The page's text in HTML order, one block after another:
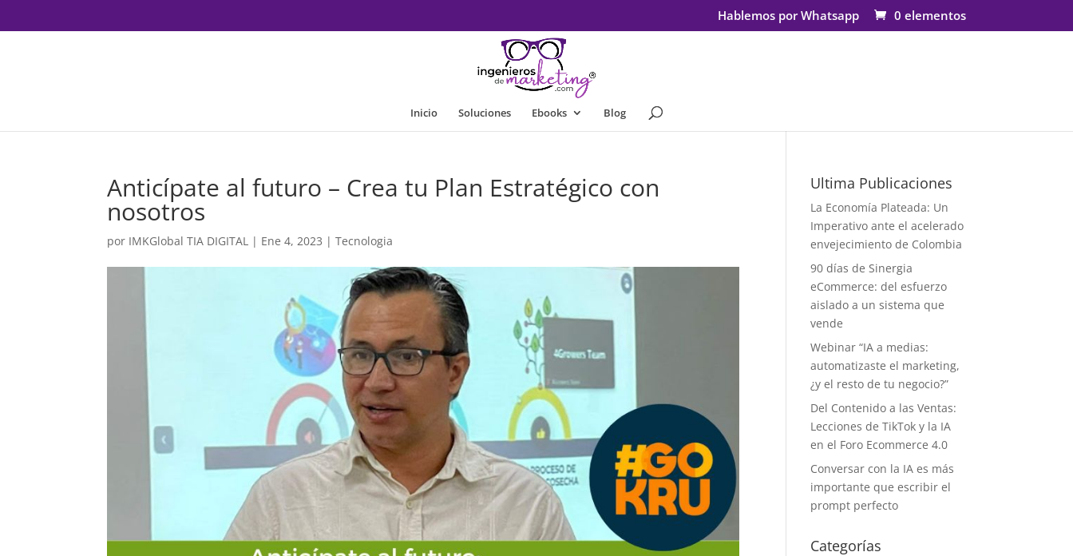
Hablemos por Whatsapp 0 elementos
Inicio Soluciones Ebooks Blog
Anticípate al futuro – Crea tu Plan Estratégico con
nosotros
por IMKGlobal TIA DIGITAL | Ene 4, 2023 |Tecnologia
Ultima Publicaciones
La Economía Plateada: Un
Imperativo ante el acelerado
envejecimiento de Colombia
90 días de Sinergia
eCommerce: del esfuerzo
aislado a un sistema que
vende
Webinar “IA a medias:
automatizaste el marketing,
¿y el resto de tu negocio?”
Del Contenido a las Ventas:
Lecciones de TikTok y la IA
en el Foro Ecommerce 4.0
Conversar con la IA es más
importante que escribir el
prompt perfecto
Categorías